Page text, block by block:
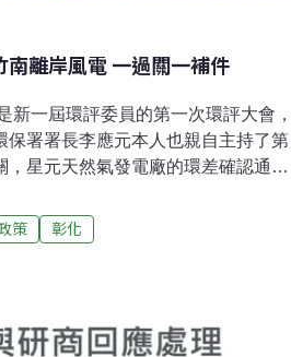
離岸風電 一過關一補件
一屆環評委員的第一次環評大會，
署署長李應元本人也親自主持了第
星元天然氣發電廠的環差確認通
，但是麻煩表格作清楚一點。」環
會要求在3個月內完成補正，再回大
府寄予厚望，大量能源相關案件湧
案之前，應該優先處理政策環評。
今年已經完成了，但仍僅是提出大
策 彰化